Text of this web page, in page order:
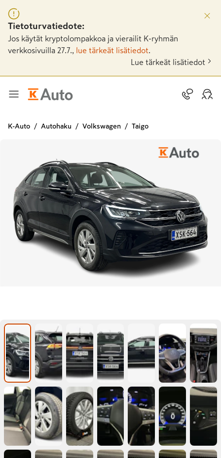
Tietoturvatiedote:
Jos käytät kryptolompakkoa ja vierailit K-ryhmän
verkkosivuilla 27.7.,
lue tärkeät lisätiedot
Lue tärkeät lisätiedot
K-Auto Autohaku Volkswagen Taigo